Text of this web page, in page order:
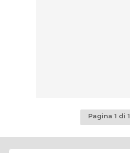
Pagina 1 di 1